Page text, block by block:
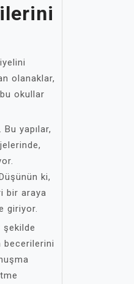
olanaklar,
okullar
yapılar,
ki,
bir araya
giriyor.
şekilde
becerilerini